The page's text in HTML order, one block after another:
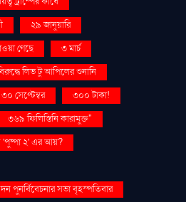
২৯ জানুয়ারি
গেছে
৩ মার্চ
লিভ টু আপিলের শুনানি
৩০ সেপ্টেম্বর
৩০০ টাকা!
৩৬৯ ফিলিস্তিনি কারামুক্ত"
'পুষ্পা ২' এর আয়?
পুনর্বিবেচনার সভা বৃহস্পতিবার